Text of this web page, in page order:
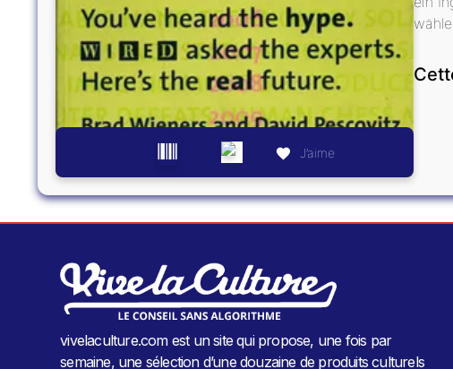
J’aime
vivelaculture.com est un site qui propose, une fois par
semaine, une sélection d’une douzaine de produits culturels